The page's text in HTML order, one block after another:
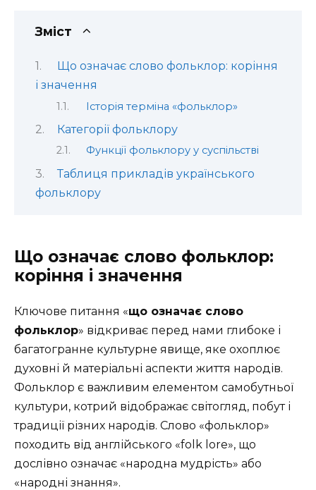
Зміст
Що означає слово фольклор: коріння
і значення
Історія терміна «фольклор»
Категорії фольклору
Функції фольклору у суспільстві
Таблиця прикладів українського
фольклору
Що означає слово фольклор:
коріння і значення
Ключове питання «що означає слово
фольклор» відкриває перед нами глибоке і
багатогранне культурне явище, яке охоплює
духовні й матеріальні аспекти життя народів.
Фольклор є важливим елементом самобутньої
культури, котрий відображає світогляд, побут і
традиції різних народів. Слово «фольклор»
походить від англійського «folk lore», що
дослівно означає «народна мудрість» або
«народні знання».